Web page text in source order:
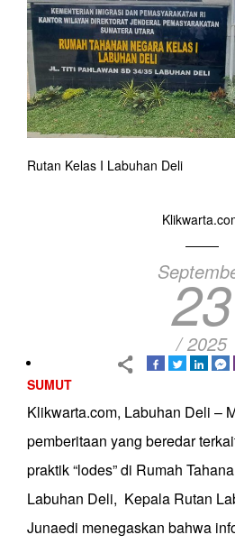
Rutan Kelas I Labuhan Deli
23
/ 2025
SUMUT
Klikwarta.com, Labuhan Deli –
pemberitaan yang beredar
praktik “lodes” di Rumah
Labuhan Deli, Kepala Rutan
Junaedi menegaskan bahwa